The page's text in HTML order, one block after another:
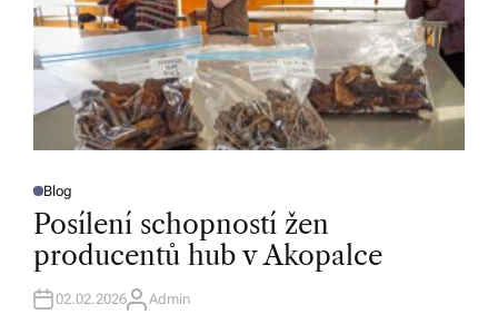
P
O
T
E
D
N
Blog
Posílení schopností žen
producentů hub v Akopalce
02.02.2026A
Admin